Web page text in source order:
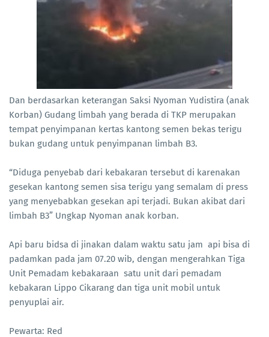
Dan berdasarkan keterangan Saksi Nyoman Yudistira (anak
Korban) Gudang limbah yang berada di TKP merupakan
tempat penyimpanan kertas kantong semen bekas terigu
bukan gudang untuk penyimpanan limbah B3.
“Diduga penyebab dari kebakaran tersebut di karenakan
gesekan kantong semen sisa terigu yang semalam di press
yang menyebabkan gesekan api terjadi. Bukan akibat dari
limbah B3” Ungkap Nyoman anak korban.
Api baru bidsa di jinakan dalam waktu satu jam api bisa di
padamkan pada jam 07.20 wib, dengan mengerahkan Tiga
Unit Pemadam kebakaraan satu unit dari pemadam
kebakaran Lippo Cikarang dan tiga unit mobil untuk
penyuplai air.
Pewarta: Red